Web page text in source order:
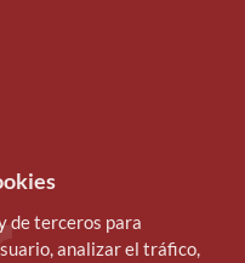
de terceros para
analizar el tráfico,